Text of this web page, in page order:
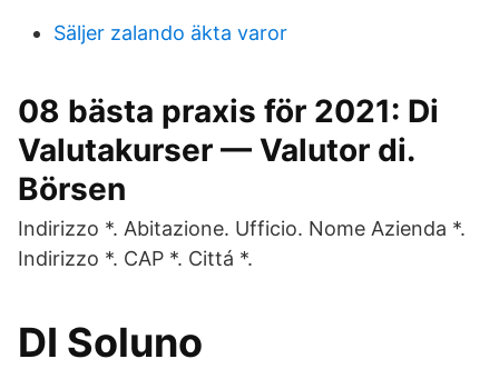
Säljer zalando äkta varor
08 bästa praxis för 2021: Di
Valutakurser — Valutor di.
Börsen
Indirizzo *. Abitazione. Ufficio. Nome Azienda *.
Indirizzo *. CAP *. Cittá *.
DI Soluno